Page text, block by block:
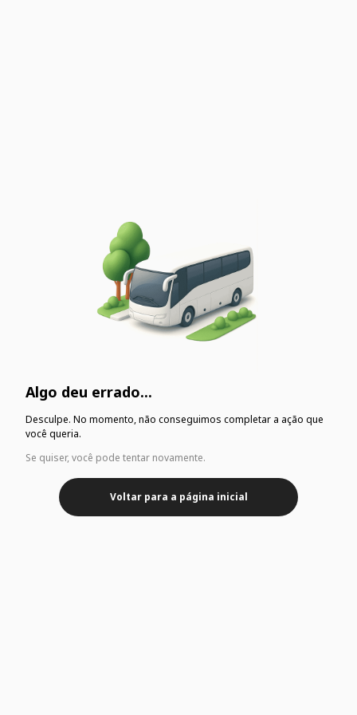
Algo deu errado...
Desculpe. No momento, não conseguimos completar a ação que
você queria.
Se quiser, você pode tentar novamente.
Voltar para a página inicial